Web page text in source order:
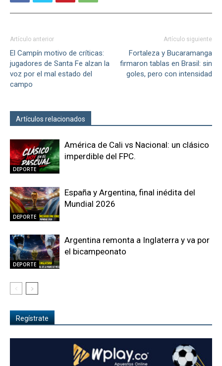
Artículo anterior
El Campín motivo de críticas:
jugadores de Santa Fe alzan la
voz por el mal estado del
campo
Artículo siguiente
Fortaleza y Bucaramanga
firmaron tablas en Brasil: sin
goles, pero con intensidad
Artículos relacionados
DEPORTE
América de Cali vs Nacional: un clásico
imperdible del FPC.
DEPORTE
España y Argentina, final inédita del
Mundial 2026
DEPORTE
Argentina remonta a Inglaterra y va por
el bicampeonato
Regístrate